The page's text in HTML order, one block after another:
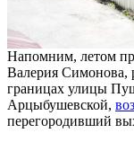
Напомним, летом
Валерия Симонова,
границах улицы
Арцыбушевской,
перегородивший